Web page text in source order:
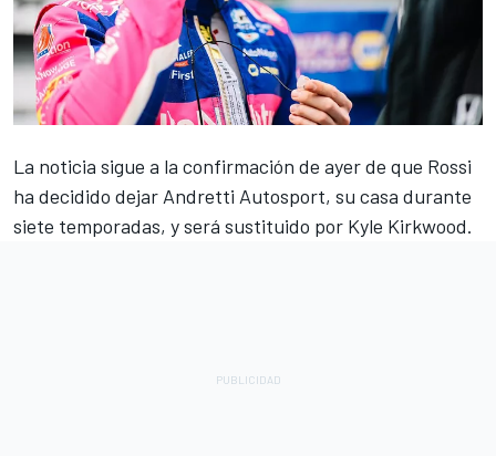
La noticia sigue a la confirmación de ayer de que Rossi
ha decidido dejar Andretti Autosport, su casa durante
siete temporadas, y será sustituido por Kyle Kirkwood.